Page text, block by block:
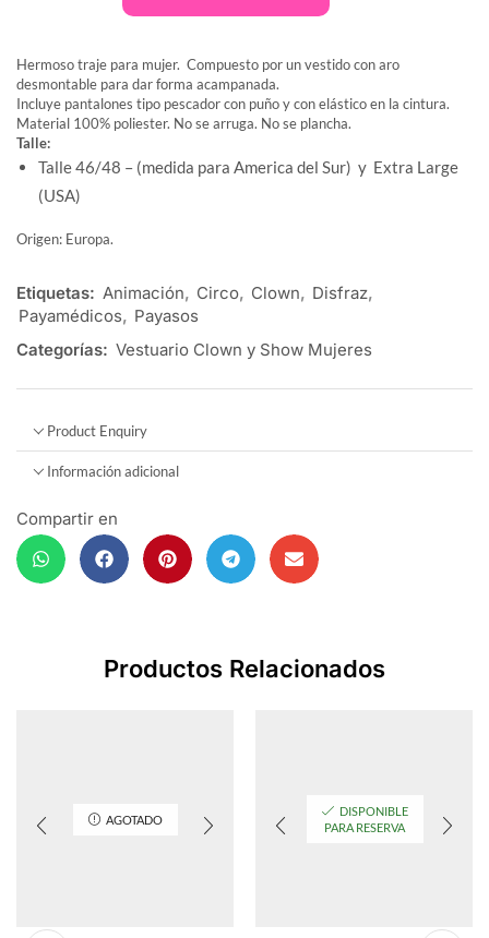
Hermoso traje para mujer. Compuesto por un vestido con aro
desmontable para dar forma acampanada.
Incluye pantalones tipo pescador con puño y con elástico en la cintura.
Material 100% poliester. No se arruga. No se plancha.
Talle:
Talle 46/48 – (medida para America del Sur) y Extra Large
(USA)
Origen: Europa.
Etiquetas: Animación, Circo, Clown, Disfraz,
Payamédicos, Payasos
Categorías: Vestuario Clown y Show Mujeres
Product Enquiry
Información adicional
Compartir en
Productos Relacionados
AGOTADO
DISPONIBLE
PARA RESERVA